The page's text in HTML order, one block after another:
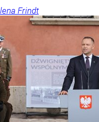
Frindt